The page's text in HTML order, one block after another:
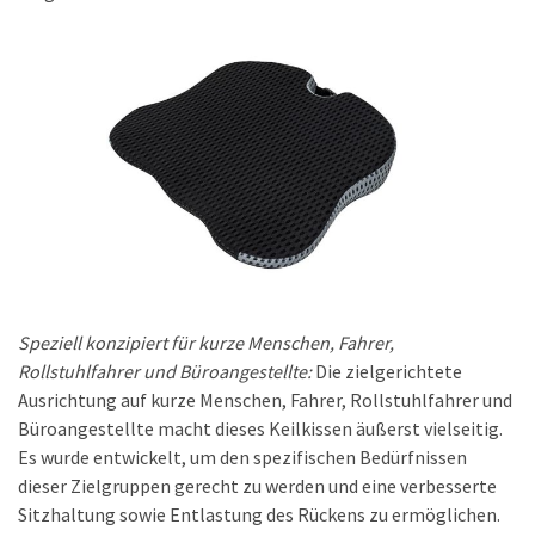
Speziell konzipiert für kurze Menschen, Fahrer,
Rollstuhlfahrer und Büroangestellte:Die zielgerichtete
Ausrichtung auf kurze Menschen, Fahrer, Rollstuhlfahrer und
Büroangestellte macht dieses Keilkissen äußerst vielseitig.
Es wurde entwickelt, um den spezifischen Bedürfnissen
dieser Zielgruppen gerecht zu werden und eine verbesserte
Sitzhaltung sowie Entlastung des Rückens zu ermöglichen.